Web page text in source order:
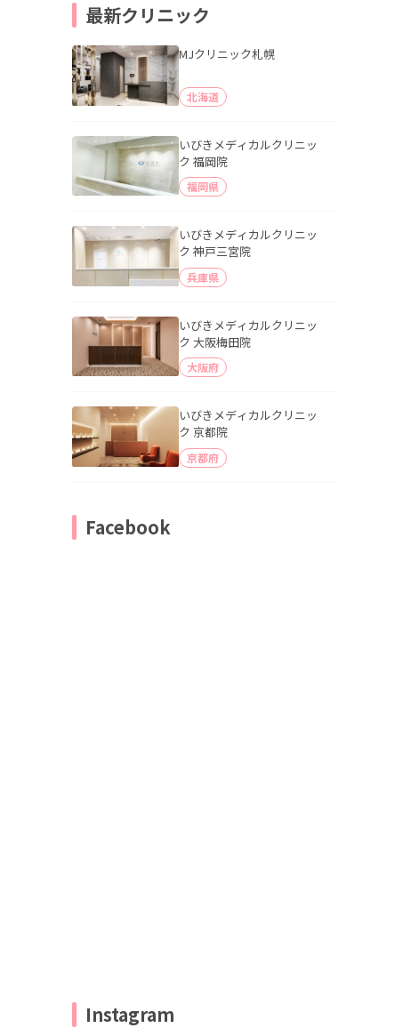
最新クリニック
MJクリニック札幌
北海道
いびきメディカルクリニッ
ク 福岡院
福岡県
いびきメディカルクリニッ
ク 神戸三宮院
兵庫県
いびきメディカルクリニッ
ク 大阪梅田院
大阪府
いびきメディカルクリニッ
ク 京都院
京都府
Facebook
Instagram